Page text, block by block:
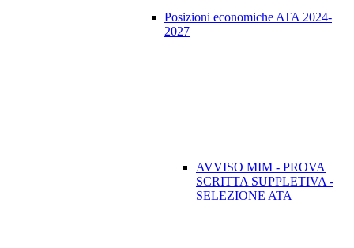
Posizioni economiche ATA 2024-
2027
AVVISO MIM - PROVA
SCRITTA SUPPLETIVA -
SELEZIONE ATA